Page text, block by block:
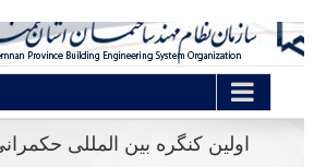
اولین کنگره بین المللی